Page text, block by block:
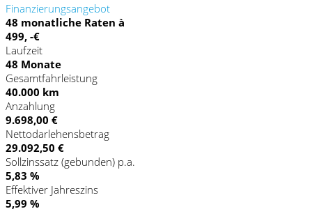
Finanzierungsangebot
48 monatliche Raten à
499, -€
Laufzeit
48 Monate
Gesamtfahrleistung
40.000 km
Anzahlung
9.698,00 €
Nettodarlehensbetrag
29.092,50 €
Sollzinssatz (gebunden) p.a.
5,83 %
Effektiver Jahreszins
5,99 %